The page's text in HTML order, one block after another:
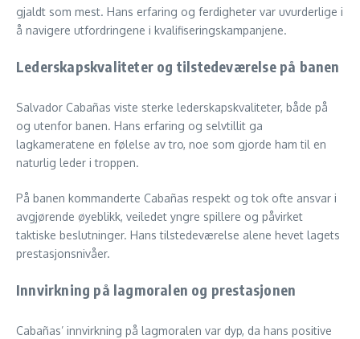
gjaldt som mest. Hans erfaring og ferdigheter var uvurderlige i
å navigere utfordringene i kvalifiseringskampanjene.
Lederskapskvaliteter og tilstedeværelse på banen
Salvador Cabañas viste sterke lederskapskvaliteter, både på
og utenfor banen. Hans erfaring og selvtillit ga
lagkameratene en følelse av tro, noe som gjorde ham til en
naturlig leder i troppen.
På banen kommanderte Cabañas respekt og tok ofte ansvar i
avgjørende øyeblikk, veiledet yngre spillere og påvirket
taktiske beslutninger. Hans tilstedeværelse alene hevet lagets
prestasjonsnivåer.
Innvirkning på lagmoralen og prestasjonen
Cabañas’ innvirkning på lagmoralen var dyp, da hans positive